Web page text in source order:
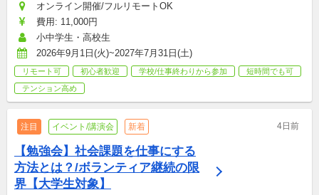
オンライン開催/フルリモートOK
費用: 11,000円
小中学生・高校生
2026年9月1日(火)~2027年7月31日(土)
リモート可 初心者歓迎 学校/仕事終わりから参加
短時間でも可
テンション高め
注目 イベント/講演会 新着 4日前
【勉強会】社会課題を仕事にする
方法とは？/ボランティア継続の限
界【大学生対象】